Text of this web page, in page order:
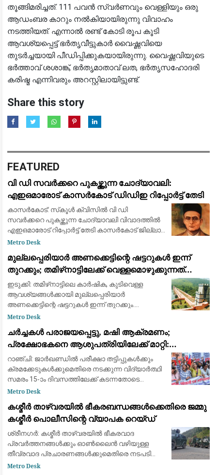
തൂങ്ങിമരിച്ചത്. 111 പവൻ സ്വർണവും വെള്ളിയും ഒരു
ആഡംബര കാറും നൽകിയായിരുന്നു വിവാഹം
നടത്തിയത്. എന്നാൽ രണ്ട് കോടി രൂപ കൂടി
ആവശ്യപ്പെട്ട് ഭർതൃവീട്ടുകാർ വൈഷ്ണവിയെ
തുടർച്ചയായി പീഡിപ്പിക്കുകയായിരുന്നു. വൈഷ്ണവിയുടെ
ഭർത്താവ് ശശാങ്ക്, ഭർതൃമാതാവ് ലത, ഭർതൃസഹോദരി
കരിഷ്മ എന്നിവരും അറസ്റ്റിലായിട്ടുണ്ട്.
Share this story
FEATURED
വി ഡി സവർക്കറെ പുകഴ്ത്തുന്ന ചോദ്യാവലി:
എഇഒമാരോട് കാസർകോട് ഡിഡിഇ റിപ്പോർട്ട് തേടി
കാസർകോട്: സ്‌കൂൾ ക്വിസിൽ വി ഡി
സവർക്കറെ പുകഴ്ത്തുന്ന ചോദ്യാവലി വിവാദത്തിൽ
എഇഒമാരോട് റിപ്പോർട്ട് തേടി കാസർകോട് ജില്ലാ
വിദ്യാഭ്യാസ ഉപഡയറക്ടർ. കാസർകോട്, കുമ്പള,
Metro Desk
മുല്ലപ്പെരിയാർ അണക്കെട്ടിന്റെ ഷട്ടറുകൾ ഇന്ന്
തുറക്കും; തമിഴ്‌നാട്ടിലേക്ക് വെള്ളമൊഴുക്കുന്നത്
കാർഷിക-കുടിവെള്ള ആവശ്യങ്ങൾക്ക്
ഇടുക്കി: തമിഴ്‌നാട്ടിലെ കാർഷിക, കുടിവെള്ള
ആവശ്യങ്ങൾക്കായി മുല്ലപ്പെരിയാർ
അണക്കെട്ടിന്റെ ഷട്ടറുകൾ ഇന്ന് തുറക്കും.
തേക്കടിയിൽ നടക്കുന്ന പ്രത്യേക പൂജകൾക്ക്
Metro Desk
ചർച്ചകൾ പരാജയപ്പെട്ടു, മഷി ആക്രമണം;
പ്രക്ഷോഭകനെ ആശുപത്രിയിലേക്ക് മാറ്റി:
ജാർഖണ്ഡിലെ വിദ്യാർത്ഥി സമരം 15-ാം
ദിവസത്തിലേക്ക്
റാഞ്ചി: ജാർഖണ്ഡിൽ പരീക്ഷാ തട്ടിപ്പുകൾക്കും
ക്രമക്കേടുകൾക്കുമെതിരെ നടക്കുന്ന വിദ്യാർത്ഥി
സമരം 15-ാം ദിവസത്തിലേക്ക് കടന്നതോടെ
സ്ഥിതിഗതികൾ കൂടുതൽ വഷളാകുന്നു.
പരാജയപ
Metro Desk
കശ്മീർ താഴ്‌വരയിൽ ഭീകരബന്ധങ്ങൾക്കെതിരെ ജമ്മു
കശ്മീർ പൊലീസിന്റെ വ്യാപക റെയ്ഡ്
ശ്രീനഗർ: കശ്മീർ താഴ്‌വരയിൽ ഭീകരവാദ
പ്രവർത്തനങ്ങൾക്കും ഓൺലൈൻ വഴിയുള്ള
തീവ്രവാദ പ്രചാരണങ്ങൾക്കുമെതിരെ നടപടി
കടുപ്പിച്ച് ജമ്മു കശ്മീർ പൊലീസിന്റെ കൗണ്ടർ
Metro Desk